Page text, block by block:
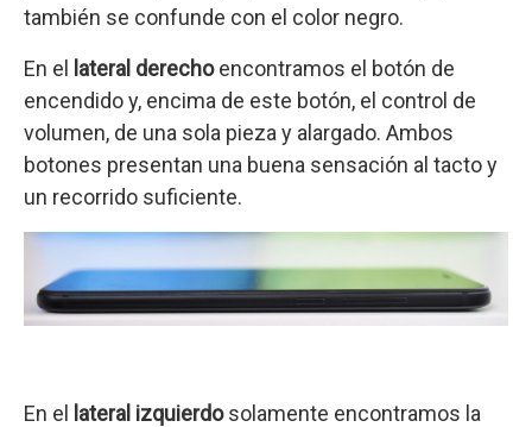
también se confunde con el color negro.
En el lateral derechoencontramos el botón de
encendido y, encima de este botón, el control de
volumen, de una sola pieza y alargado. Ambos
botones presentan una buena sensación al tacto y
un recorrido suficiente.
En el lateral izquierdosolamente encontramos la